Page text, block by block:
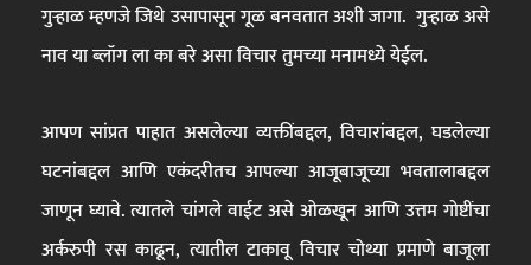
गुऱ्हाळ म्हणजे जिथे उसापासून गूळ बनवतात अशी जागा. गुऱ्हाळ असे
नाव या ब्लॉग ला का बरे असा विचार तुमच्या मनामध्ये येईल.
आपण सांप्रत पाहात असलेल्या व्यक्तींबद्दल, विचारांबद्दल, घडलेल्या
घटनांबद्दल आणि एकंदरीतच आपल्या आजूबाजूच्या भवतालाबद्दल
जाणून घ्यावे. त्यातले चांगले वाईट असे ओळखून आणि उत्तम गोष्टींचा
अर्करुपी रस काढून, त्यातील टाकावू विचार चोथ्या प्रमाणे बाजूला